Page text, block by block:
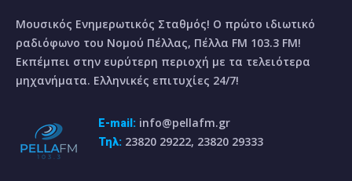
Μουσικός Ενημερωτικός Σταθμός! Ο πρώτο ιδιωτικό
ραδιόφωνο του Νομού Πέλλας, Πέλλα FM 103.3 FM!
Εκπέμπει στην ευρύτερη περιοχή με τα τελειότερα
μηχανήματα. Ελληνικές επιτυχίες 24/7!
E-mail: info@pellafm.gr
Τηλ: 23820 29222, 23820 29333